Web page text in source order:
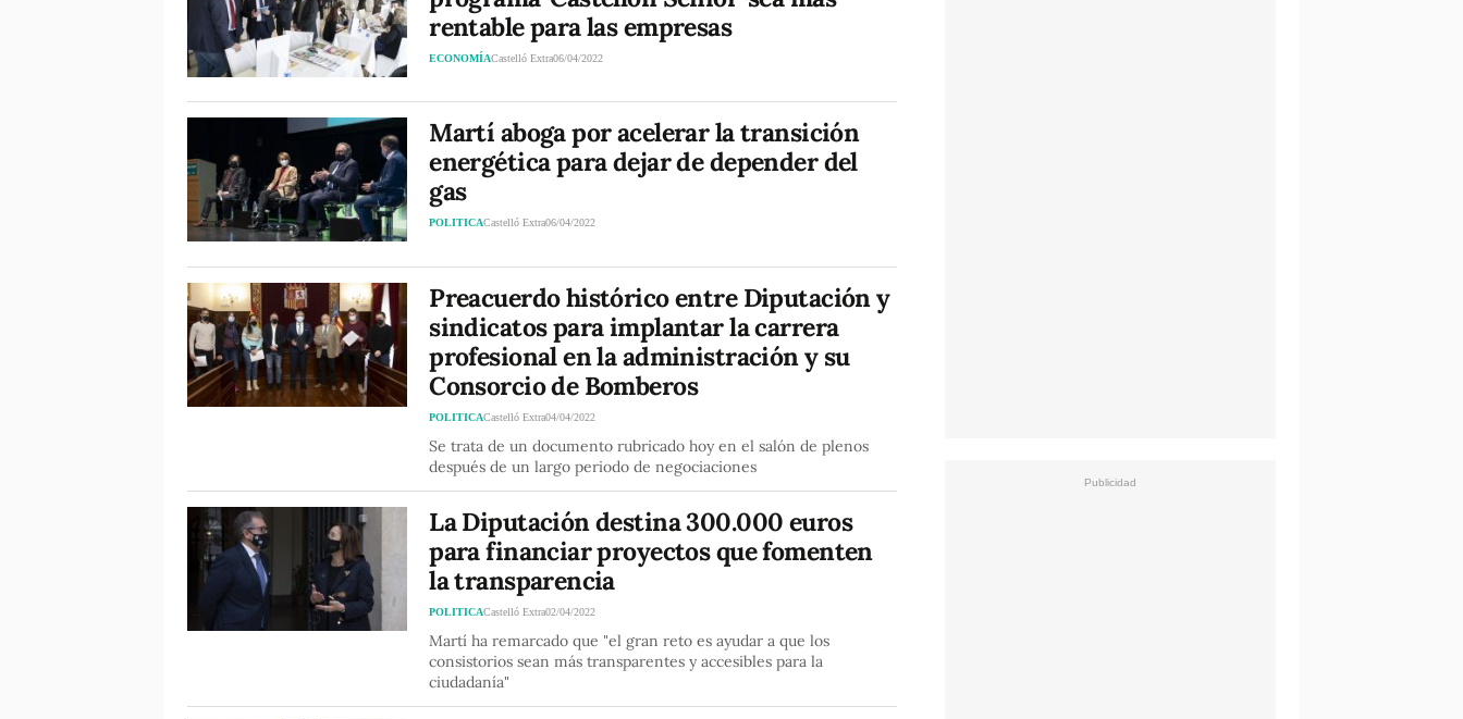
rentable para las empresas
ECONOMÍACastelló Extra06/04/2022
Martí aboga por acelerar la transición
energética para dejar de depender del
gas
POLITICACastelló Extra06/04/2022
Preacuerdo histórico entre Diputación y
sindicatos para implantar la carrera
profesional en la administración y su
Consorcio de Bomberos
POLITICACastelló Extra04/04/2022
Se trata de un documento rubricado hoy en el salón de plenos
después de un largo periodo de negociaciones
La Diputación destina 300.000 euros
para financiar proyectos que fomenten
la transparencia
POLITICACastelló Extra02/04/2022
Martí ha remarcado que "el gran reto es ayudar a que los
consistorios sean más transparentes y accesibles para la
ciudadanía"